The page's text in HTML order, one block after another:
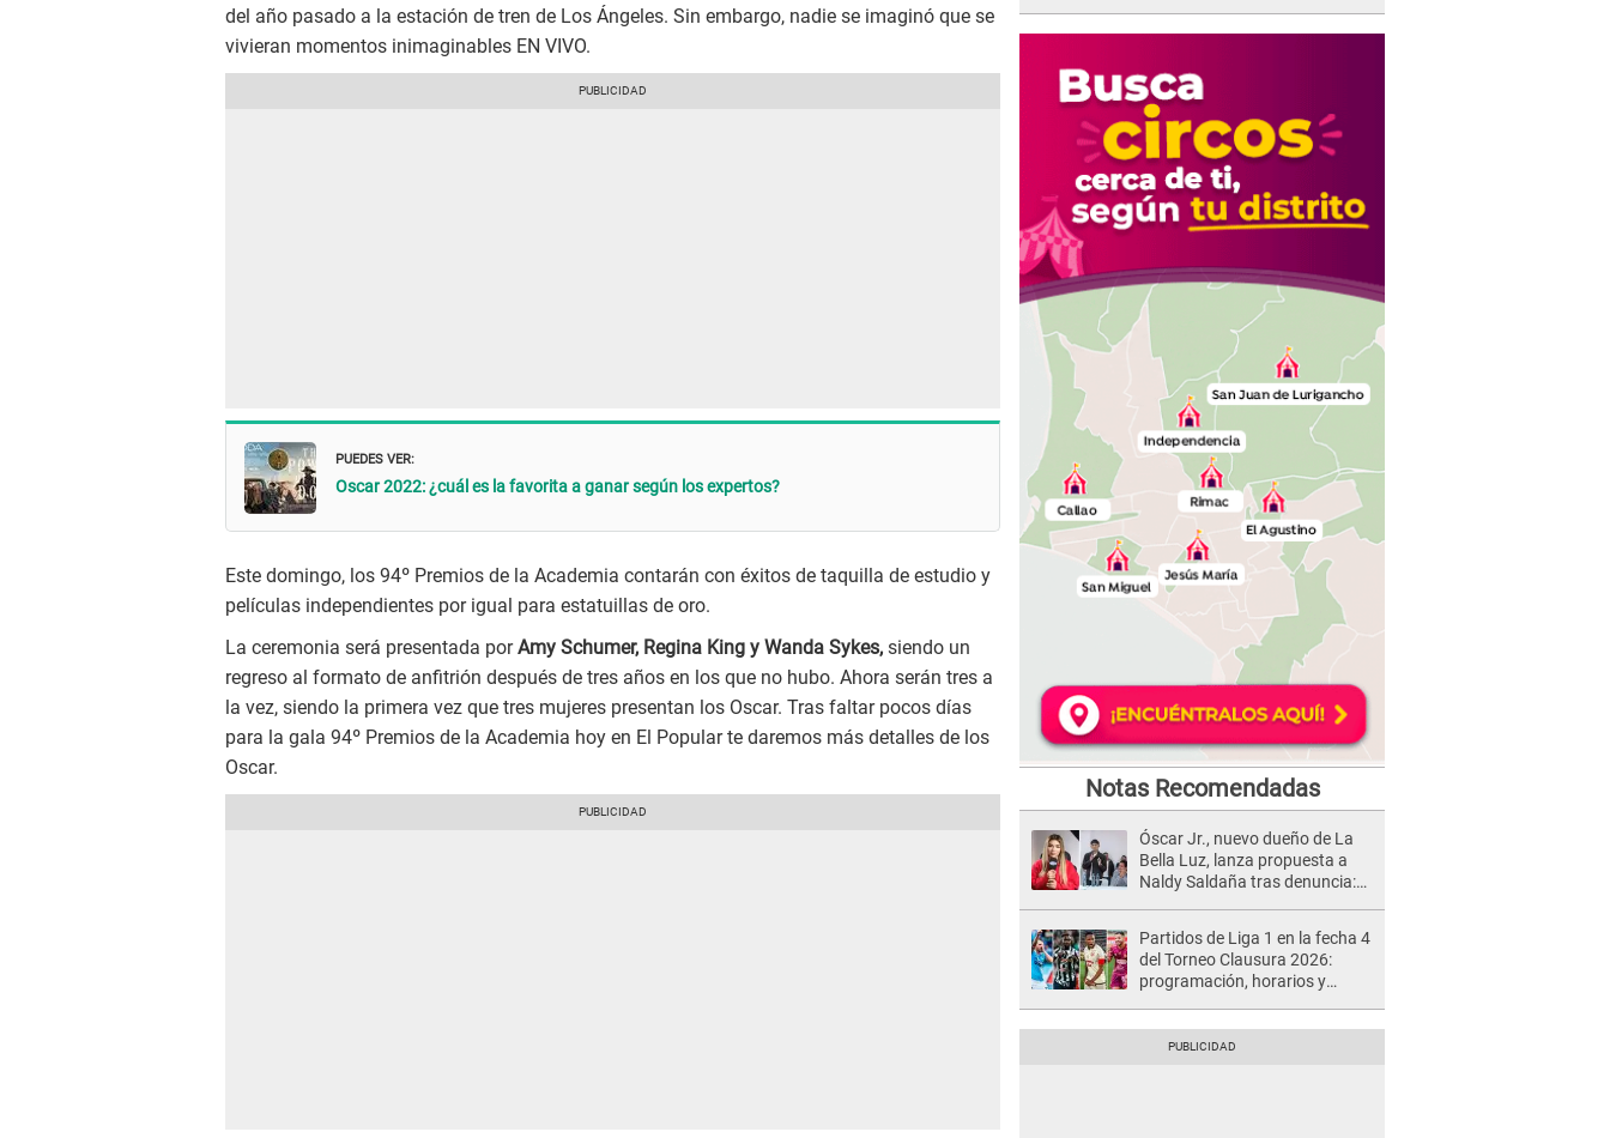
del año pasado a la estación de tren de Los Ángeles. Sin embargo, nadie se imaginó que se
vivieran momentos inimaginables EN VIVO.
PUEDES VER:
Oscar 2022: ¿cuál es la favorita a ganar según los expertos?
Este domingo, los 94º Premios de la Academia contarán con éxitos de taquilla de estudio y
películas independientes por igual para estatuillas de oro.
La ceremonia será presentada porAmy Schumer, Regina King y Wanda Sykes, siendo un
regreso al formato de anfitrión después de tres años en los que no hubo. Ahora serán tres a
la vez, siendo la primera vez que tres mujeres presentan los Oscar. Tras faltar pocos días
para la gala 94º Premios de la Academia hoy en El Popular te daremos más detalles de los
Oscar.
Notas Recomendadas
Óscar Jr., nuevo dueño de La
Bella Luz, lanza propuesta a
Naldy Saldaña tras denuncia:
Partidos de Liga 1 en la fecha 4
del Torneo Clausura 2026:
programación, horarios y